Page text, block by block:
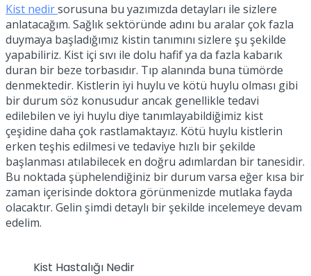
Kist nedirsorusuna bu yazımızda detayları ile sizlere
anlatacağım. Sağlık sektöründe adını bu aralar çok fazla
duymaya başladığımız kistin tanımını sizlere şu şekilde
yapabiliriz. Kist içi sıvı ile dolu hafif ya da fazla kabarık
duran bir beze torbasıdır. Tıp alanında buna tümörde
denmektedir. Kistlerin iyi huylu ve kötü huylu olması gibi
bir durum söz konusudur ancak genellikle tedavi
edilebilen ve iyi huylu diye tanımlayabildiğimiz kist
çeşidine daha çok rastlamaktayız. Kötü huylu kistlerin
erken teşhis edilmesi ve tedaviye hızlı bir şekilde
başlanması atılabilecek en doğru adımlardan bir tanesidir.
Bu noktada şüphelendiğiniz bir durum varsa eğer kısa bir
zaman içerisinde doktora görünmenizde mutlaka fayda
olacaktır. Gelin şimdi detaylı bir şekilde incelemeye devam
edelim.
Kist Hastalığı Nedir